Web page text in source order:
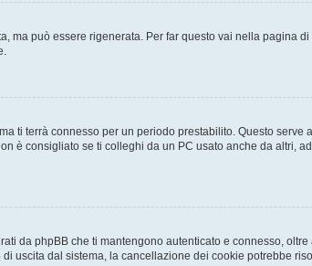
ma può essere rigenerata. Per far questo vai nella pagina
ti terrà connesso per un periodo prestabilito. Questo
è consigliato se ti colleghi da un PC usato anche da altri,
da phpBB che ti mantengono autenticato e connesso,
uscita dal sistema, la cancellazione dei cookie potrebbe